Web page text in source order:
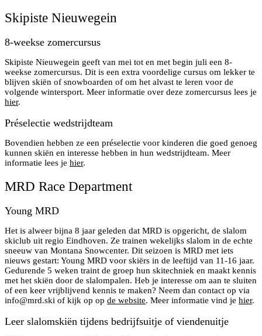
Skipiste Nieuwegein
8-weekse zomercursus
Skipiste Nieuwegein geeft van mei tot en met begin juli een 8-
weekse zomercursus. Dit is een extra voordelige cursus om lekker te
blijven skiën of snowboarden of om het alvast te leren voor de
volgende wintersport. Meer informatie over deze zomercursus lees je
hier.
Préselectie wedstrijdteam
Bovendien hebben ze een préselectie voor kinderen die goed genoeg
kunnen skiën en interesse hebben in hun wedstrijdteam. Meer
informatie lees je hier.
MRD Race Department
Young MRD
Het is alweer bijna 8 jaar geleden dat MRD is opgericht, de slalom
skiclub uit regio Eindhoven. Ze trainen wekelijks slalom in de echte
sneeuw van Montana Snowcenter. Dit seizoen is MRD met iets
nieuws gestart: Young MRD voor skiërs in de leeftijd van 11-16 jaar.
Gedurende 5 weken traint de groep hun skitechniek en maakt kennis
met het skiën door de slalompalen. Heb je interesse om aan te sluiten
of een keer vrijblijvend kennis te maken? Neem dan contact op via
info@mrd.ski of kijk op op de website. Meer informatie vind je hier.
Leer slalomskiën tijdens bedrijfsuitje of viendenuitje